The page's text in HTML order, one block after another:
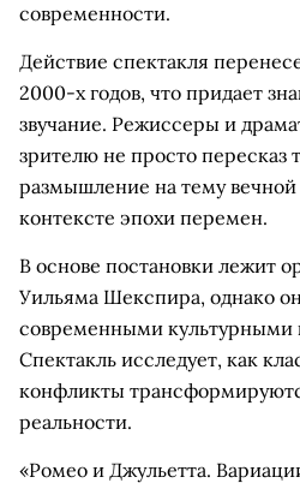
современности.
Действие спектакля
2000-х годов, что придает
звучание. Режиссеры и
зрителю не просто пересказ
размышление на тему
контексте эпохи перемен.
В основе постановки лежит
Уильяма Шекспира, однако
современными культурными
Спектакль исследует, как
конфликты
реальности.
«Ромео и Джульетта.